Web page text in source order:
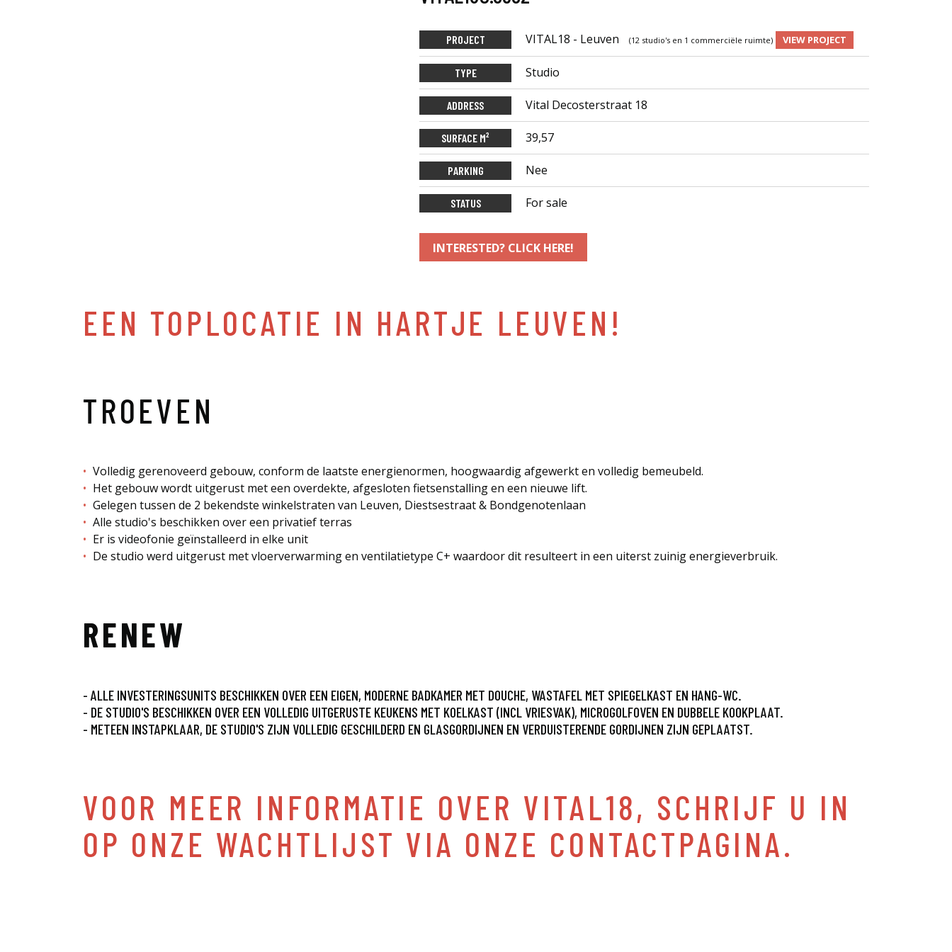
PROJECT VITAL18 - Leuven (12 studio's en 1 commerciële ruimte) VIEW PROJECT
TYPE Studio
ADDRESS Vital Decosterstraat 18
SURFACE M² 39,57
PARKING Nee
STATUS For sale
INTERESTED? CLICK HERE!
EEN TOPLOCATIE IN HARTJE LEUVEN!
TROEVEN
Volledig gerenoveerd gebouw, conform de laatste energienormen, hoogwaardig afgewerkt en volledig bemeubeld.
Het gebouw wordt uitgerust met een overdekte, afgesloten fietsenstalling en een nieuwe lift.
Gelegen tussen de 2 bekendste winkelstraten van Leuven, Diestsestraat & Bondgenotenlaan
Alle studio's beschikken over een privatief terras
Er is videofonie geïnstalleerd in elke unit
De studio werd uitgerust met vloerverwarming en ventilatietype C+ waardoor dit resulteert in een uiterst zuinig energieverbruik.
RENEW
- ALLE INVESTERINGSUNITS BESCHIKKEN OVER EEN EIGEN, MODERNE BADKAMER MET DOUCHE, WASTAFEL MET SPIEGELKAST EN HANG-WC.
- DE STUDIO'S BESCHIKKEN OVER EEN VOLLEDIG UITGERUSTE KEUKENS MET KOELKAST (INCL VRIESVAK), MICROGOLFOVEN EN DUBBELE KOOKPLAAT.
- METEEN INSTAPKLAAR, DE STUDIO'S ZIJN VOLLEDIG GESCHILDERD EN GLASGORDIJNEN EN VERDUISTERENDE GORDIJNEN ZIJN GEPLAATST.
VOOR MEER INFORMATIE OVER VITAL18, SCHRIJF U IN
OP ONZE WACHTLIJST VIA ONZE CONTACTPAGINA.